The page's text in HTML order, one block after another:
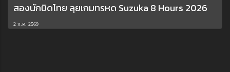
สองนักบิดไทย ลุยเกมทรหด Suzuka 8 Hours 2026
2 ก.ค. 2569